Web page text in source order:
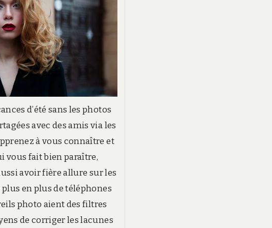
d’été sans les photos
avec des amis via les
à vous connaître et
vous fait bien paraître,
avoir fière allure sur les
en plus de téléphones
photo aient des filtres
de corriger les lacunes